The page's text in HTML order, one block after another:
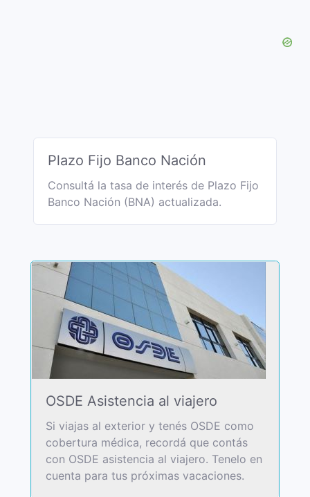
Plazo Fijo Banco Nación
Consultá la tasa de interés de Plazo Fijo
Banco Nación (BNA) actualizada.
OSDE Asistencia al viajero
Si viajas al exterior y tenés OSDE como
cobertura médica, recordá que contás
con OSDE asistencia al viajero. Tenelo en
cuenta para tus próximas vacaciones.